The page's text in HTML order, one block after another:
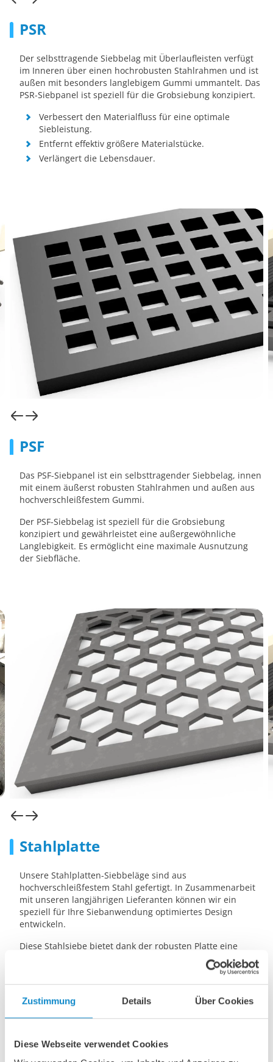
Zustimmung Details Über Cookies
Diese Webseite verwendet Cookies
PSR
Der selbsttragende Siebbelag mit Überlaufleisten verfügt
im Inneren über einen hochrobusten Stahlrahmen und ist
außen mit besonders langlebigem Gummi ummantelt. Das
PSR-Siebpanel ist speziell für die Grobsiebung konzipiert.
Verbessert den Materialfluss für eine optimale
Siebleistung.
Entfernt effektiv größere Materialstücke.
Verlängert die Lebensdauer.
PSF
Das PSF-Siebpanel ist ein selbsttragender Siebbelag, innen
mit einem äußerst robusten Stahlrahmen und außen aus
hochverschleißfestem Gummi.
Der PSF-Siebbelag ist speziell für die Grobsiebung
konzipiert und gewährleistet eine außergewöhnliche
Langlebigkeit. Es ermöglicht eine maximale Ausnutzung
der Siebfläche.
Stahlplatte
Unsere Stahlplatten-Siebbeläge sind aus
hochverschleißfestem Stahl gefertigt. In Zusammenarbeit
mit unseren langjährigen Lieferanten können wir ein
speziell für Ihre Siebanwendung optimiertes Design
entwickeln.
Diese Stahlsiebe bietet dank der robusten Platte eine
große, offene Siebfläche, was zu einer sehr hohen
Qualität, um maximale Haltbarkeit und minimale
Austauschzeiten zu gewährleisten. Maßgeschneidert für